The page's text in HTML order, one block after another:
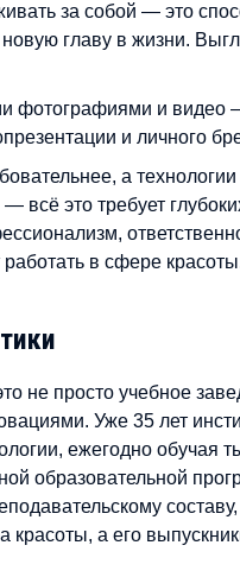
за собой — это
главу в жизни.
фотографиями и видео
и личного
а
всё это требует
работать в сфере
не просто учебное
Уже 35 лет
ежегодно обучая
образовательной
красоты, а его